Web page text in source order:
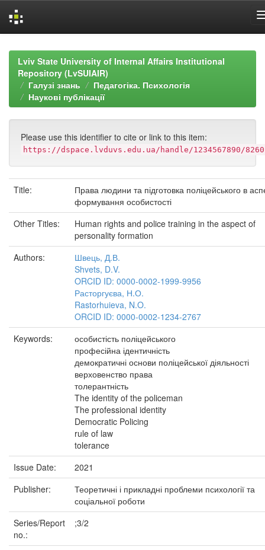
navigationLviv State University of Internal Affairs Institutional
Repository (LvSUIAIR)
Галузі знань
Педагогіка. Психологія
Наукові публікації
Please use this identifier to cite or link to this item:
https://dspace.lvduvs.edu.ua/handle/1234567890/8260
Title:
Права людини та підготовка поліцейського в
формування особистості
Other Titles:
Human rights and police training in the aspect of
personality formation
Authors:
Швець, Д.В.
Shvets, D.V.
ORCID ID: 0000-0002-1999-9956
Расторгуєва, Н.О.
Rastorhuieva, N.O.
ORCID ID: 0000-0002-1234-2767
Keywords:
особистість поліцейського
професійна ідентичність
демократичні основи поліцейської діяльності
верховенство права
толерантність
The identity of the policeman
The professional identity
Democratic Policing
rule of law
tolerance
Issue Date:
2021
Publisher:
Теоретичні і прикладні проблеми психології та
соціальної роботи
Series/Report
no.:
;3/2